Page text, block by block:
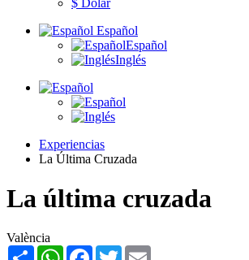
Español
Español
Inglés
Experiencias
La Última Cruzada
La última cruzada
València
Share WhatsAppFacebook
Twitter